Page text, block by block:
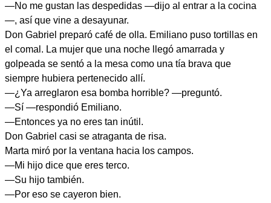
—No me gustan las despedidas —dijo al entrar a la cocina
—, así que vine a desayunar.
Don Gabriel preparó café de olla. Emiliano puso tortillas en
el comal. La mujer que una noche llegó amarrada y
golpeada se sentó a la mesa como una tía brava que
siempre hubiera pertenecido allí.
—¿Ya arreglaron esa bomba horrible? —preguntó.
—Sí —respondió Emiliano.
—Entonces ya no eres tan inútil.
Don Gabriel casi se atraganta de risa.
Marta miró por la ventana hacia los campos.
—Mi hijo dice que eres terco.
—Su hijo también.
—Por eso se cayeron bien.